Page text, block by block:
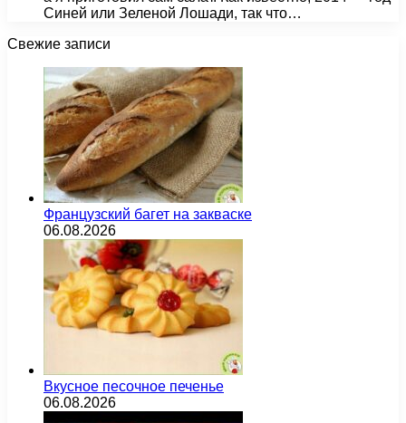
Синей или Зеленой Лошади, так что…
Свежие записи
Французский багет на закваске
06.08.2026
Вкусное песочное печенье
06.08.2026